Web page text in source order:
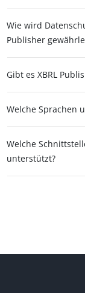
Wie wird
Publisher
Gibt es XBRL
Welche Sprachen
Welche
unterstützt?